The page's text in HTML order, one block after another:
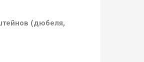
(дюбеля,